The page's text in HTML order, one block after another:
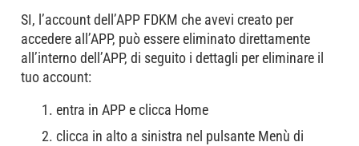
SI, l’account dell’APP FDKM che avevi creato per
accedere all’APP, può essere eliminato direttamente
all’interno dell’APP, di seguito i dettagli per eliminare il
tuo account:
entra in APP e clicca Home
clicca in alto a sinistra nel pulsante Menù di